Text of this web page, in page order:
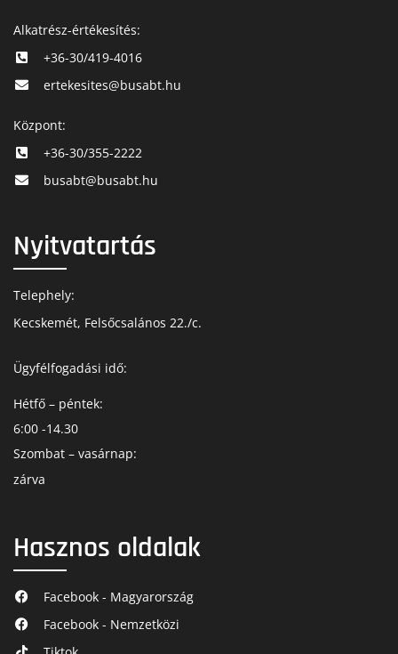
Alkatrész-értékesítés:
+36-30/419-4016
ertekesites@busabt.hu
Központ:
+36-30/355-2222
busabt@busabt.hu
Nyitvatartás
Telephely:
Kecskemét, Felsőcsalános 22./c.
Ügyfélfogadási idő:
Hétfő – péntek:
6:00 -14.30
Szombat – vasárnap:
zárva
Hasznos oldalak
Facebook - Magyarország
Facebook - Nemzetközi